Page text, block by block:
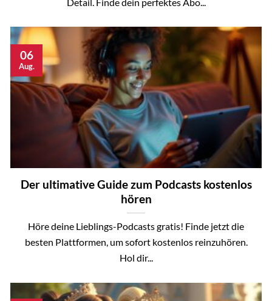
Der ultimative Guide zum Podcasts kostenlos
hören
Höre deine Lieblings-Podcasts gratis! Finde jetzt die
besten Plattformen, um sofort kostenlos reinzuhören.
Hol dir...
06
Aug.